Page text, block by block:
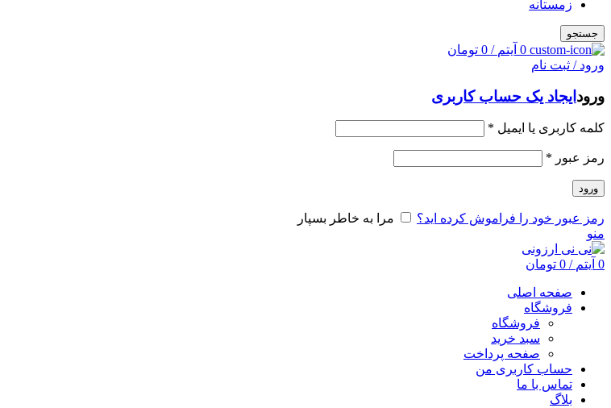
زمستانه
جستجو
0 آیتم /
0 تومان
ورود / ثبت نام
ورود ایجاد یک حساب کاربری
کلمه کاربری یا ایمیل *
رمز عبور *
ورود
رمز عبور خود را فراموش کرده اید؟
مرا به خاطر بسپار
منو
0 آیتم /
0 تومان
صفحه اصلی
فروشگاه
فروشگاه
سبد خرید
صفحه پرداخت
حساب کاربری من
تماس با ما
بلاگ